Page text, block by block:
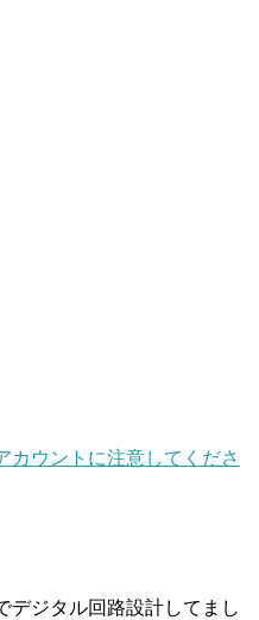
カウントに注意してくださ
デジタル回路設計してまし